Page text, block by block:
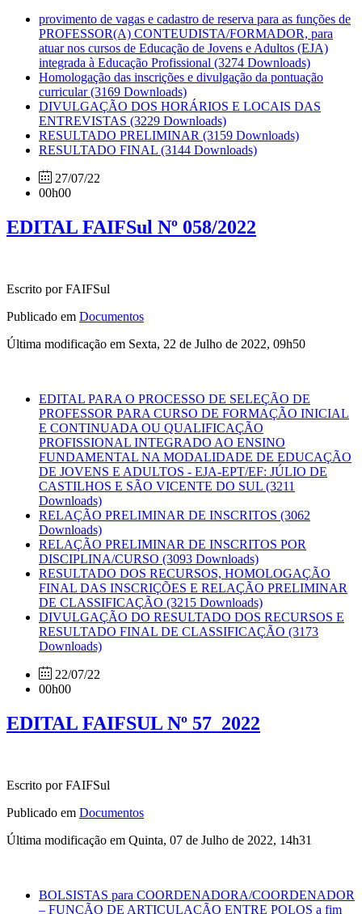
provimento de vagas e cadastro de reserva para as funções de
PROFESSOR(A) CONTEUDISTA/FORMADOR, para
atuar nos cursos de Educação de Jovens e Adultos (EJA)
integrada à Educação Profissional (3274 Downloads)
Homologação das inscrições e divulgação da pontuação
curricular(3169 Downloads)
DIVULGAÇÃO DOS HORÁRIOS E LOCAIS DAS
ENTREVISTAS (3229 Downloads)
RESULTADO PRELIMINAR (3159 Downloads)
RESULTADO FINAL (3144 Downloads)
27/07/22
00h00
EDITAL FAIFSul Nº 058/2022
Escrito por FAIFSul
Publicado em Documentos
Última modificação em Sexta, 22 de Julho de 2022, 09h50
EDITAL PARA O PROCESSO DE SELEÇÃO DE
PROFESSOR PARA CURSO DE FORMAÇÃO INICIAL
E CONTINUADA OU QUALIFICAÇÃO
PROFISSIONAL INTEGRADO AO ENSINO
FUNDAMENTAL NA MODALIDADE DE EDUCAÇÃO
DE JOVENS E ADULTOS - EJA-EPT/EF: JÚLIO DE
CASTILHOS E SÃO VICENTE DO SUL (3211
Downloads)
RELAÇÃO PRELIMINAR DE INSCRITOS (3062
Downloads)
RELAÇÃO PRELIMINAR DE INSCRITOS POR
DISCIPLINA/CURSO (3093 Downloads)
RESULTADO DOS RECURSOS, HOMOLOGAÇÃO
FINAL DAS INSCRIÇÕES E RELAÇÃO PRELIMINAR
DE CLASSIFICAÇÃO (3215 Downloads)
DIVULGAÇÃO DO RESULTADO DOS RECURSOS E
RESULTADO FINAL DE CLASSIFICAÇÃO (3173
Downloads)
22/07/22
00h00
EDITAL FAIFSUL Nº 57_2022
Escrito por FAIFSul
Publicado em Documentos
Última modificação em Quinta, 07 de Julho de 2022, 14h31
BOLSISTAS para COORDENADORA/COORDENADOR
– FUNÇÃO DE ARTICULAÇÃO ENTRE POLOS a fim